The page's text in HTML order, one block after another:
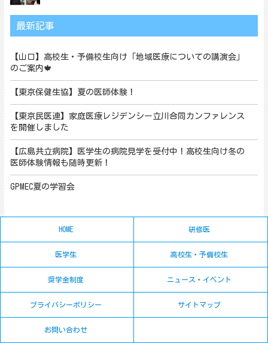
最新記事
【山口】高校生・予備校生向け「地域医療についての講演会」
のご案内🍁
【東京保健生協】夏の医師体験！
【東京民医連】家庭医療レジデンシー立川合同カンファレンス
を開催しました
【広島共立病院】医学生の病院見学を受付中！高校生向け冬の
医師体験情報も随時更新！
GPMEC夏の学習会
HOME 研修医
医学生 高校生・予備校生
奨学金制度 ニュース・イベント
プライバシーポリシー サイトマップ
お問い合わせ